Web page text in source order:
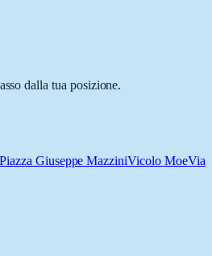
dalla tua posizione.
Piazza Giuseppe MazziniVicolo MoeVia